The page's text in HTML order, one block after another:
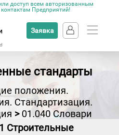
доступ всем авторизованным
Предприятий!
Заявка
стандарты
положения.
Стандартизация.
> 01.040 Словари
Строительные